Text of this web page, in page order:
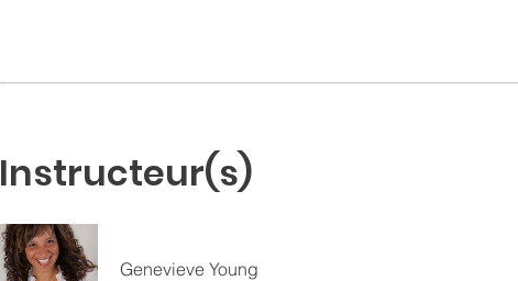
Instructeur(s)
Genevieve Young